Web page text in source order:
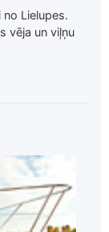
Lielupes.
vēja un viļņu